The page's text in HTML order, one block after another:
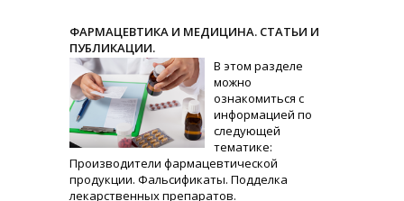
ФАРМАЦЕВТИКА И МЕДИЦИНА. СТАТЬИ И
ПУБЛИКАЦИИ.
В этом разделе
можно
ознакомиться с
информацией по
следующей
тематике:
Производители фармацевтической
продукции. Фальсификаты. Подделка
лекарственных препаратов.